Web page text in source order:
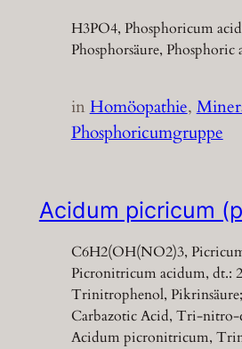
H3PO4, Phosphoricum
Phosphorsäure, Phosphoric
inHomöopathie,
Phosphoricumgruppe
Acidum picricum
C6H2(OH(NO2)3,
Picronitricum acidum, dt.:
Trinitrophenol,
Carbazotic Acid, Tri-nitro-
Acidum picronitricum,